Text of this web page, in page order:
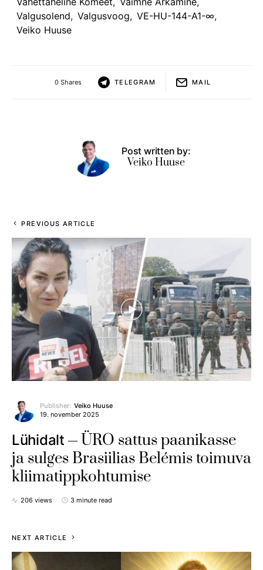
Valgusolend, Valgusvoog, VE-HU-144-A1-∞,
Veiko Huuse
0 Shares TELEGRAM MAIL
Post written by:
Veiko Huuse
PREVIOUS ARTICLE
Publisher: Veiko Huuse
19. november 2025
Lühidalt
ÜRO sattus paanikasse
ja sulges Brasiilias Belémis toimuva
kliimatippkohtumise
206 views 3 minute read
NEXT ARTICLE